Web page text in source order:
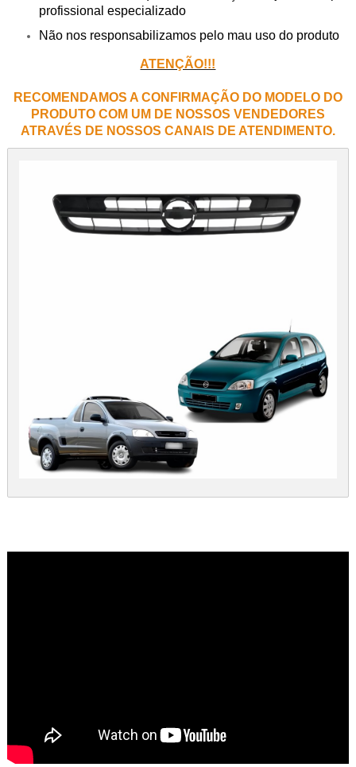
profissional especializado
Não nos responsabilizamos pelo mau uso do produto
ATENÇÃO!!!
RECOMENDAMOS A CONFIRMAÇÃO DO MODELO DO
PRODUTO COM UM DE NOSSOS VENDEDORES
ATRAVÉS DE NOSSOS CANAIS DE ATENDIMENTO.